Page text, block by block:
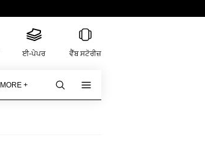
ਈ-ਪੇਪਰ ਵੈੱਬ ਸਟੋਰੀਜ਼
MORE +